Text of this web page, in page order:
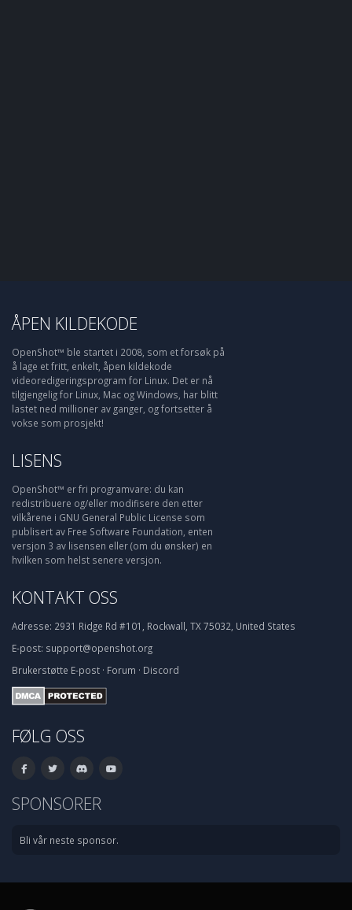
ÅPEN KILDEKODE
OpenShot™ ble startet i 2008, som et forsøk på
å lage et fritt, enkelt, åpen kildekode
videoredigeringsprogram for Linux. Det er nå
tilgjengelig for Linux, Mac og Windows, har blitt
lastet ned millioner av ganger, og fortsetter å
vokse som prosjekt!
LISENS
OpenShot™ er fri programvare: du kan
redistribuere og/eller modifisere den etter
vilkårene i GNU General Public License som
publisert av Free Software Foundation, enten
versjon 3 av lisensen eller (om du ønsker) en
hvilken som helst senere versjon.
KONTAKT OSS
Adresse: 2931 Ridge Rd #101, Rockwall, TX 75032, United States
E-post: support@openshot.org
Brukerstøtte E-post · Forum · Discord
FØLG OSS
SPONSORER
Bli vår neste sponsor.